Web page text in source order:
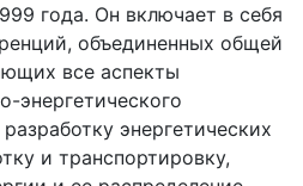
года. Он включает в себя
объединенных общей
все аспекты
энергетического
энергетических
и транспортировку,